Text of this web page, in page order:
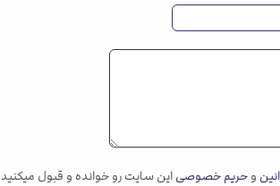
وحریم خصوصی این سایت رو خوانده و قبول میکنید